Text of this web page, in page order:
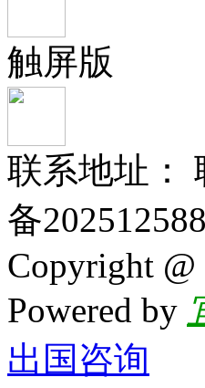
触屏版
联系地址：
备
Copyright
Powered by
出国咨询